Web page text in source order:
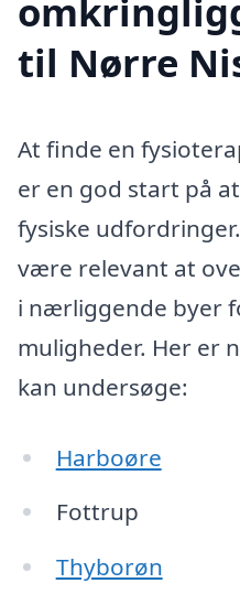
til Nørre
At finde en
er en god start på
fysiske
være relevant at
i nærliggende byer
muligheder. Her er
kan undersøge:
Harboøre
Fottrup
Thyborøn